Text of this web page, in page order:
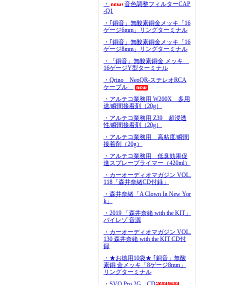
・
音色調整フィルターCAP
-Q1
・｢銅音」無酸素銅金メッキ「16
ゲージ6mm」リングターミナル
・｢銅音」無酸素銅金メッキ「16
ゲージ8mm」リングターミナル
・「銅音」無酸素銅金 メッキ
16ゲージY型ターミナル
・Qrino NeoQR-ステレオRCA
ケーブル
・アルテコ業務用 W200X 多用
途/瞬間接着剤（20g）
・アルテコ業務用 Z39 超浸透
性/瞬間接着剤（20g）
・アルテコ業務用 高粘度/瞬間
接着剤（20g）
・アルテコ業務用 低臭効果促
進スプレープライマー（420ml）
・カーオーディオマガジン VOL.
118「森井奈緒CD付録」
・森井奈緒「A Clown In New Yor
k」
・2019 「森井奈緒 with the KIT」
バイレゾ 音源
・カーオーディオマガジン VOL.
130 森井奈緒 with the KIT CD付
録
・★お徳用10袋★ ｢銅音」無酸
素銅 金メッキ「8ゲージ8mm」
リングターミナル